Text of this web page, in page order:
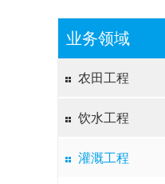
业务领域
农田工程
饮水工程
灌溉工程